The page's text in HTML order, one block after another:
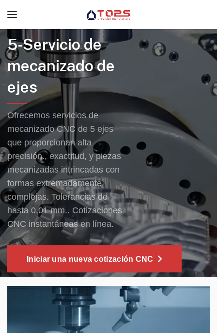
5-Servicio de
mecanizado de
ejes
Ofrecemos servicios de
mecanizado CNC de 5 ejes
que proporcionan alta
precisión., exactitud, y piezas
mecanizadas intrincadas con
formas extremadamente
complejas. Tolerancias de
hasta 0,01 mm.. Cotizaciones
CNC instantáneas en línea.
Iniciar una nueva cotización CNC